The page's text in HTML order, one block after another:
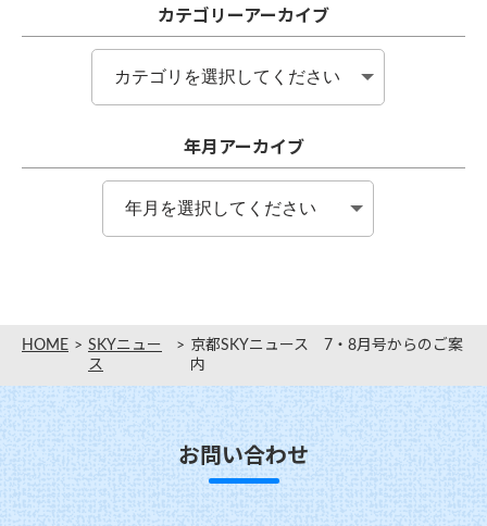
カテゴリーアーカイブ
年月アーカイブ
HOME
SKYニュー
ス
京都SKYニュース 7・8月号からのご案
内
お問い合わせ